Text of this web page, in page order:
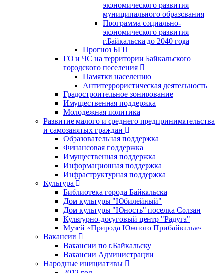
экономического развития
муниципального образования
Программа социально-
экономического развития
г.Байкальска до 2040 года
Прогноз БГП
ГО и ЧС на территории Байкальского
городского поселения
Памятки населению
Антитеррористическая деятельность
Градостроительное зонирование
Имущественная поддержка
Молодежная политика
Развитие малого и среднего предпринимательства
и самозанятых граждан
Образовательная поддержка
Финансовая поддержка
Имущественная поддержка
Информационная поддержка
Инфраструктурная поддержка
Культура
Библиотека города Байкальска
Дом культуры "Юбилейный"
Дом культуры "Юность" поселка Солзан
Культурно-досуговый центр "Радуга"
Музей «Природа Южного Прибайкалья»
Вакансии
Вакансии по г.Байкальску
Вакансии Администрации
Народные инициативы